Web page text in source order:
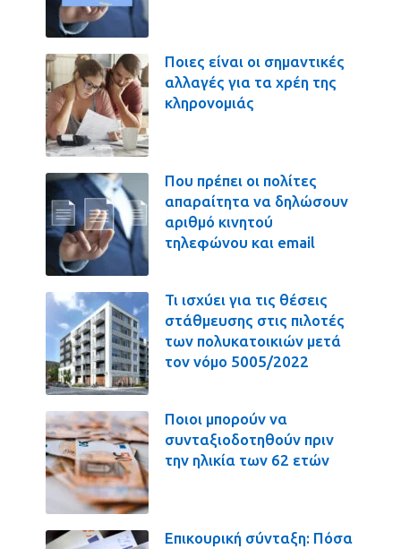
Ποιες είναι οι σημαντικές
αλλαγές για τα χρέη της
κληρονομιάς
Που πρέπει οι πολίτες
απαραίτητα να δηλώσουν
αριθμό κινητού
τηλεφώνου και email
Τι ισχύει για τις θέσεις
στάθμευσης στις πιλοτές
των πολυκατοικιών μετά
τον νόμο 5005/2022
Ποιοι μπορούν να
συνταξιοδοτηθούν πριν
την ηλικία των 62 ετών
Επικουρική σύνταξη: Πόσα